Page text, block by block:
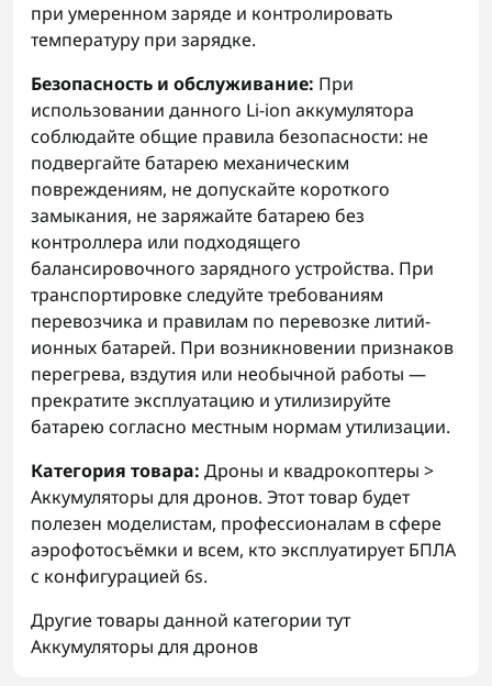
при умеренном заряде и контролировать
температуру при зарядке.
Безопасность и обслуживание: При
использовании данного Li-ion аккумулятора
соблюдайте общие правила безопасности: не
подвергайте батарею механическим
повреждениям, не допускайте короткого
замыкания, не заряжайте батарею без
контроллера или подходящего
балансировочного зарядного устройства. При
транспортировке следуйте требованиям
перевозчика и правилам по перевозке литий-
ионных батарей. При возникновении признаков
перегрева, вздутия или необычной работы —
прекратите эксплуатацию и утилизируйте
батарею согласно местным нормам утилизации.
Категория товара: Дроны и квадрокоптеры >
Аккумуляторы для дронов. Этот товар будет
полезен моделистам, профессионалам в сфере
аэрофотосъёмки и всем, кто эксплуатирует БПЛА
с конфигурацией 6s.
Другие товары данной категории тут
Аккумуляторы для дронов